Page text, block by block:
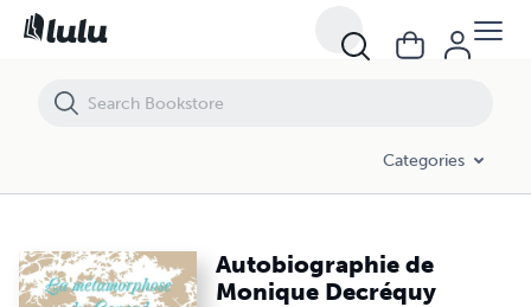
Categories
Autobiographie de
Monique Decréquy
Autobiographie de Monique Decréquy